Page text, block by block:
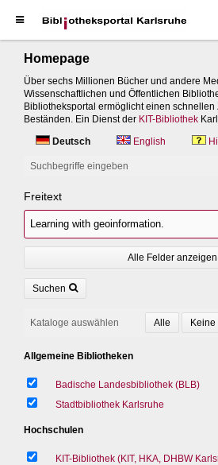
Homepage
Über sechs Millionen Bücher und andere
Wissenschaftlichen und Öffentlichen
Bibliotheksportal ermöglicht einen schnellen
Beständen. Ein Dienst der KIT-Bibliothek
Deutsch
English
Suchbegriffe eingeben
Freitext
Alle Felder anzeigen
Suchen
Kataloge auswählen
Allgemeine Bibliotheken
Badische Landesbibliothek (BLB)
Stadtbibliothek Karlsruhe
Hochschulen
KIT-Bibliothek (KIT, HKA, DHBW